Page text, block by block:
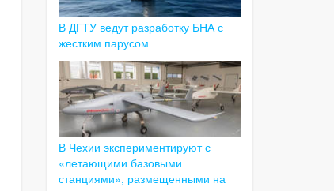
В ДГТУ ведут разработку БНА с
жестким парусом
В Чехии экспериментируют с
«летающими базовыми
станциями», размещенными на